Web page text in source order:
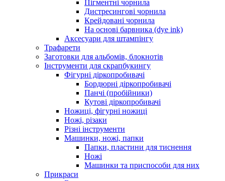
Пігментні чорнила
Дистресингові чорнила
Крейдовані чорнила
На основі барвника (dye ink)
Аксесуари для штампінгу
Трафарети
Заготовки для альбомів, блокнотів
Інструменти для скрапбукингу
Фігурні діркопробивачі
Бордюрні діркопробивачі
Панчі (пробійники)
Кутові діркопробивачі
Ножиці, фігурні ножиці
Ножі, різаки
Різні інструменти
Машинки, ножі, папки
Папки, пластини для тиснення
Ножі
Машинки та приспособи для них
Прикраси